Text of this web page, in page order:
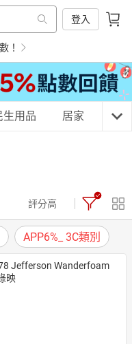
登入
！
動休閒 親子玩具
生用品 居家 3C
評分高
APP6%_ 3C類別
Jefferson Wanderfoam
映